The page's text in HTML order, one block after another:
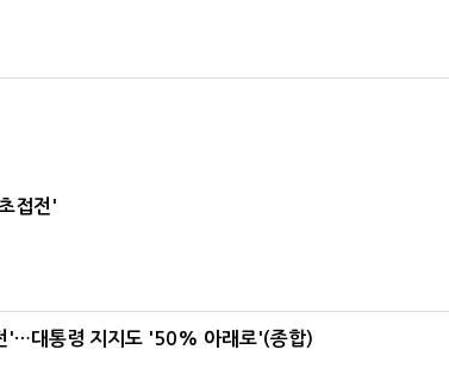
접전'
'…대통령 지지도 '50% 아래로'(종합)